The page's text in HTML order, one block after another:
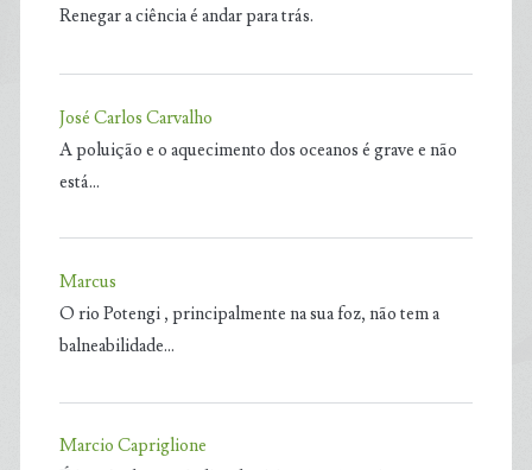
Renegar a ciência é andar para trás.
José Carlos Carvalho
A poluição e o aquecimento dos oceanos é grave e não
está…
Marcus
O rio Potengi , principalmente na sua foz, não tem a
balneabilidade…
Marcio Capriglione